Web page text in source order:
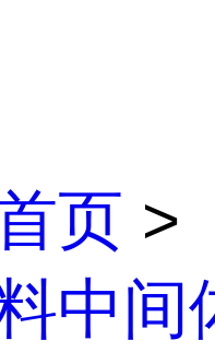
页 >
中间